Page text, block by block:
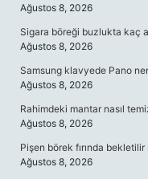
Ağustos 8, 2026
Sigara böreği buzlukta kaç
Ağustos 8, 2026
Samsung klavyede Pano
Ağustos 8, 2026
Rahimdeki mantar nasıl
Ağustos 8, 2026
Pişen börek fırında bekletilir
Ağustos 8, 2026